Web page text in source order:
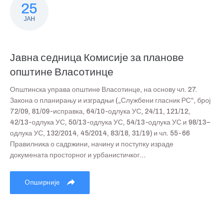
25
ЈАН
Јавна седница Комисије за планове
општине Власотинце
Општинска управа општине Власотинце, на основу чл. 27.
Закона о планирању и изградњи („Службени гласник РС“, број
72/09, 81/09-исправка, 64/10-одлука УС, 24/11, 121/12,
42/13-одлука УС, 50/13-одлука УС, 54/13-одлука УС и 98/13–
одлука УС, 132/2014, 45/2014, 83/18, 31/19) и чл. 55-66
Правилника о садржини, начину и поступку израде
докумената просторног и урбанистичког...
Опширније